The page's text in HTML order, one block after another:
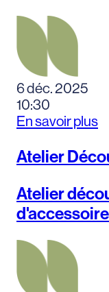
6 déc. 2025
10:30
En savoir plus
Atelier
Atelier